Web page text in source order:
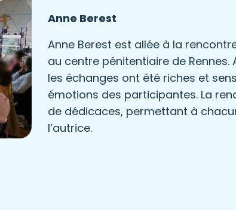
Anne Berest
Anne Berest est allée à la
au centre pénitentiaire de
les échanges ont été riches et
émotions des participantes. La
de dédicaces, permettant à
l’autrice.